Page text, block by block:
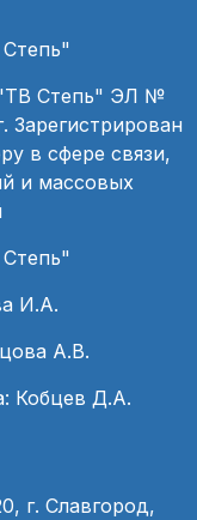
Степь" ЭЛ №
Зарегистрирован
в сфере связи,
и массовых
И.А.
А.В.
Кобцев Д.А.
г. Славгород,